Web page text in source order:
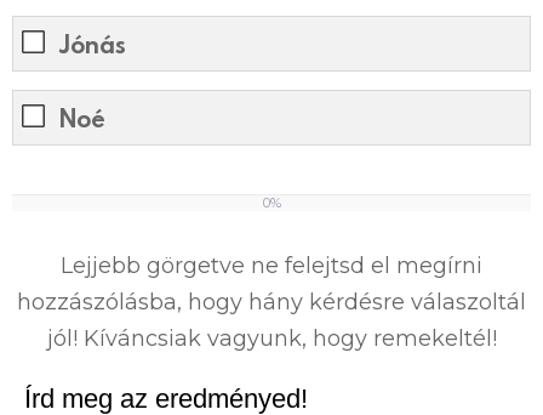
Jónás
Noé
0%
Lejjebb görgetve ne felejtsd el megírni
hozzászólásba, hogy hány kérdésre válaszoltál
jól! Kíváncsiak vagyunk, hogy remekeltél!
Írd meg az eredményed!